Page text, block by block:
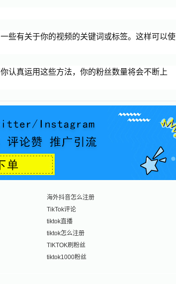
些有关于你的视频的关键词或标签。这样可以使
认真运用这些方法，你的粉丝数量将会不断上
海外抖音怎么注册
TikTok评论
tiktok直播
tiktok怎么注册
TIKTOK刷粉丝
tiktok1000粉丝